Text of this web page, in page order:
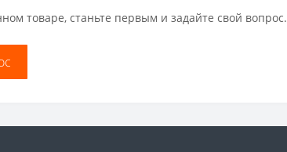
товаре, станьте первым и задайте свой вопрос.